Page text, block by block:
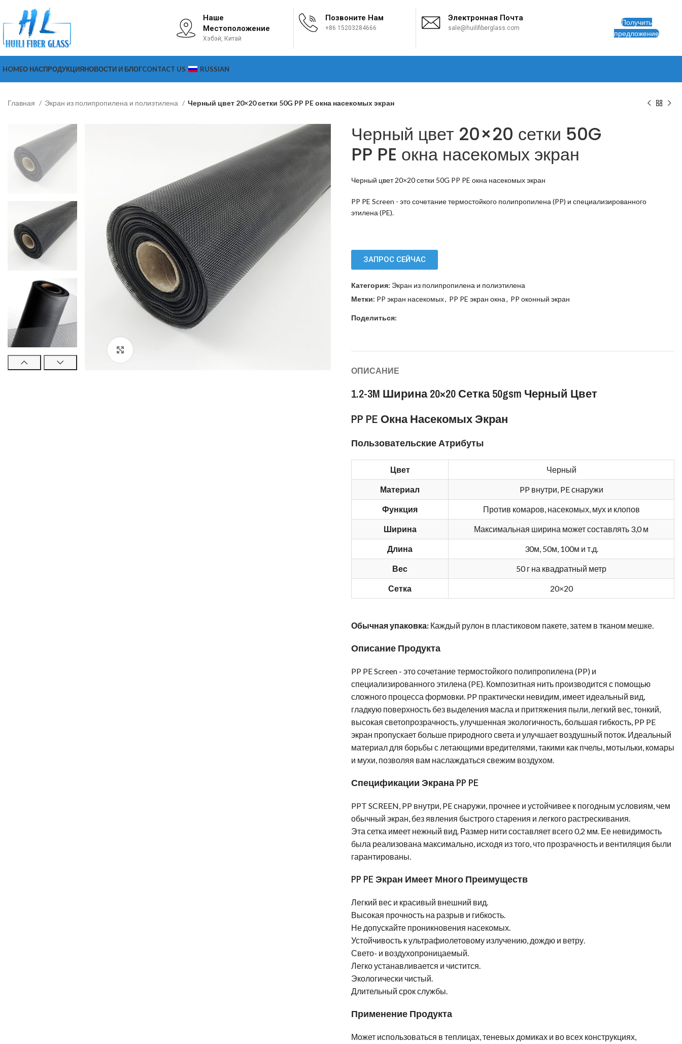
Наше
Местоположение
Хэбэй, Китай
Позвоните Нам
+86 15203284666
Электронная Почта
sale@huilifiberglass.com
Получить
предложение
HOMEО НАСПРОДУКЦИЯНОВОСТИ И БЛОГCONTACT US RUSSIAN
Главная Экран из полипропилена и полиэтилена Черный цвет 20×20 сетки 50G PP PE окна насекомых экран
Черный цвет 20×20 сетки 50G
PP PE окна насекомых экран
Черный цвет 20×20 сетки 50G PP PE окна насекомых экран
PP PE Screen - это сочетание термостойкого полипропилена (PP) и специализированного
этилена (PE).
ЗАПРОС СЕЙЧАС
Категория: Экран из полипропилена и полиэтилена
Метки: PP экран насекомых, PP PE экран окна, PP оконный экран
Поделиться:
ОПИСАНИЕ
1.2-3M Ширина 20×20 Сетка 50gsm Черный Цвет
PP PE Окна Насекомых Экран
Пользовательские Атрибуты
Цвет Черный
Материал PP внутри, PE снаружи
Функция Против комаров, насекомых, мух и клопов
Ширина Максимальная ширина может составлять 3,0 м
Длина 30м, 50м, 100м и т.д.
Вес 50 г на квадратный метр
Сетка 20×20
Обычная упаковка: Каждый рулон в пластиковом пакете, затем в тканом мешке.
Описание Продукта
PP PE Screen - это сочетание термостойкого полипропилена (PP) и
специализированного этилена (PE). Композитная нить производится с помощью
сложного процесса формовки. PP практически невидим, имеет идеальный вид,
гладкую поверхность без выделения масла и притяжения пыли, легкий вес, тонкий,
высокая светопрозрачность, улучшенная экологичность, большая гибкость, PP PE
экран пропускает больше природного света и улучшает воздушный поток. Идеальный
материал для борьбы с летающими вредителями, такими как пчелы, мотыльки, комары
и мухи, позволяя вам наслаждаться свежим воздухом.
Спецификации Экрана PP PE
PPT SCREEN, PP внутри, PE снаружи, прочнее и устойчивее к погодным условиям, чем
обычный экран, без явления быстрого старения и легкого растрескивания.
Эта сетка имеет нежный вид. Размер нити составляет всего 0,2 мм. Ее невидимость
была реализована максимально, исходя из того, что прозрачность и вентиляция были
гарантированы.
PP PE Экран Имеет Много Преимуществ
Легкий вес и красивый внешний вид.
Высокая прочность на разрыв и гибкость.
Не допускайте проникновения насекомых.
Устойчивость к ультрафиолетовому излучению, дождю и ветру.
Свето- и воздухопроницаемый.
Легко устанавливается и чистится.
Экологически чистый.
Длительный срок службы.
Применение Продукта
Может использоваться в теплицах, теневых домиках и во всех конструкциях,